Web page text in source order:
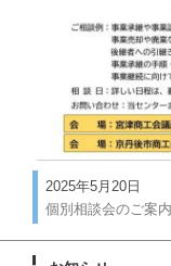
2025年5月20日
個別相談会のご案